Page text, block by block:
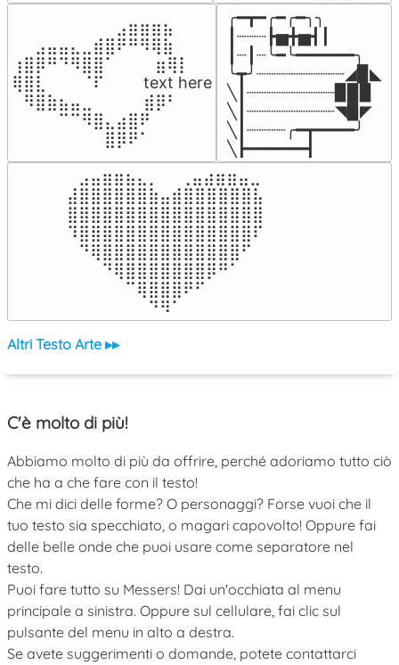
⠀⠀⠀⠀⠀⠀⠀⠀⠀⣠⣶⣶⣶⣦⠀⠀
⠀⠀⣠⣤⣤⣄⣀⣾⣿⠟⠛⠻⢿⣷⠀
⢰⣿⡿⠛⠙⠻⣿⣿⠁⠀⠀ ⠀⣶⢿⡇
⢿⣿⣇⠀⠀⠀⠈⠏⠀⠀⠀ text here
⠀⠻⣿⣷⣦⣤⣀⠀⠀⠀ ⠀⣾⡿⠃⠀
⠀⠀⠀⠀⠉⠉⠻⣿⣄⣴⣿⠟⠀⠀⠀
⠀⠀⠀⠀⠀⠀⠀⠀⣿⡿⠟⠁⠀⠀⠀
╭━┳━╭━╭━╮╮
┃┈┈┈┣▅╋▅┫┃
┃┈┃┈╰━╰━━━━━━╮
╰┳╯┈┈┈┈┈┈┈┈┈◢▉◣
╲┃┈┈┈┈┈┈┈┈┈▉▉▉
╲┃┈┈┈┈┈┈┈┈┈◥▉◤
╲┃┈┈┈┈╭━┳━━━━╯
╲┣━━━━━━┫﻿
⠀⣠⣤⣶⣶⣦⣄⡀  ⠀⢀⣤⣴⣶⣶⣤⣀⠀
⣼⣿⣿⣿⣿⣿⣿⣷⣤⣾⣿⣿⣿⣿⣿⣿⣧
⣿⣿⣿⣿⣿⣿⣿⣿⣿⣿⣿⣿⣿⣿⣿⣿⣿
⠹⣿⣿⣿⣿⣿⣿⣿⣿⣿⣿⣿⣿⣿⣿⣿⠏
⠀⠙⢿⣿⣿⣿⣿⣿⣿⣿⣿⣿⣿⣿⣿⠋⠀
⠀⠀⠀⠙⢿⣿⣿⣿⣿⣿⣿⣿⡿⠛⠁⠀⠀
⠀⠀⠀⠀⠀⠉⢿⣿⣿⣿⠟⠋⠀⠀⠀⠀⠀
⠀⠀⠀⠀⠀⠀⠀⠙⠻⠁⠀⠀⠀⠀⠀⠀⠀⠀⠀⠀⠀⠀⠀
Altri Testo Arte ▸▸
C'è molto di più!
Abbiamo molto di più da offrire, perché adoriamo tutto ciò
che ha a che fare con il testo!
Che mi dici delle forme? O personaggi? Forse vuoi che il
tuo testo sia specchiato, o magari capovolto! Oppure fai
delle belle onde che puoi usare come separatore nel
testo.
Puoi fare tutto su Messers! Dai un'occhiata al menu
principale a sinistra. Oppure sul cellulare, fai clic sul
pulsante del menu in alto a destra.
Se avete suggerimenti o domande, potete contattarci